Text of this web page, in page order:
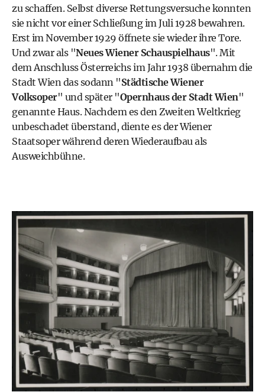
zu schaffen. Selbst diverse Rettungsversuche konnten
sie nicht vor einer Schließung im Juli 1928 bewahren.
Erst im November 1929 öffnete sie wieder ihre Tore.
Und zwar als "Neues Wiener Schauspielhaus". Mit
dem Anschluss Österreichs im Jahr 1938 übernahm die
Stadt Wien das sodann "Städtische Wiener
Volksoper" und später "Opernhaus der Stadt Wien"
genannte Haus. Nachdem es den Zweiten Weltkrieg
unbeschadet überstand, diente es derWiener
Staatsoperwährend deren Wiederaufbau als
Ausweichbühne.